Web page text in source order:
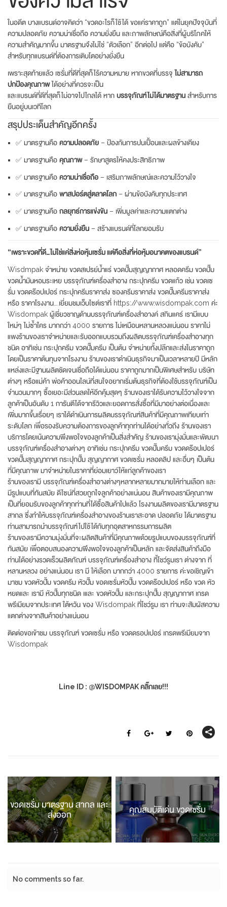
ในอดีต บางแบรนด์อาจคิดว่า “ขวดอะไรก็ใช้ได้ ขอแค่ราคาถูก” แต่ในยุคปัจจุบันที่
ความปลอดภัย ความน่าเชื่อถือ ความยั่งยืน และภาพลักษณ์คือสิ่งที่ผู้บริโภคให้
ความสำคัญมากขึ้น มาตรฐานจึงไม่ใช่ “ตัวเลือก” อีกต่อไป แต่คือ “ข้อบังคับ”
สำหรับทุกแบรนด์ที่ต้องการเติบโตอย่างยั่งยืน
เพราะสุดท้ายแล้ว เซรั่มที่ดีที่สุดก็ไร้ความหมาย หากขวดที่บรรจุไม่สามารถ
ปกป้องคุณภาพได้อย่างที่ควรจะเป็น
และแบรนด์ที่ดีที่สุดก็ไม่อาจไปไกลได้ หาก บรรจุภัณฑ์ไม่ได้มาตรฐาน สำหรับการ
ยืนอยู่บนเวทีโลก
สรุปประเด็นสำคัญอีกครั้ง
✅ มาตรฐานคือ ความปลอดภัย – ป้องกันการปนเปื้อนและผลข้างเคียง
✅ มาตรฐานคือ คุณภาพ– รักษาสูตรให้คงประสิทธิภาพ
✅ มาตรฐานคือ ความน่าเชื่อถือ – เสริมภาพลักษณ์และความไว้วางใจ
✅ มาตรฐานคือ พาสปอร์ตสู่ตลาดโลก – ผ่านข้อบังคับทุกประเทศ
✅ มาตรฐานคือ กลยุทธ์การแข่งขัน – เพิ่มมูลค่าและความแตกต่าง
✅ มาตรฐานคือ ความยั่งยืน – สร้างแบรนด์ที่โลกยอมรับ
“เพราะขวดที่ดี…ไม่ใช่แค่สิ่งห่อหุ้มเซรั่ม แต่คือสิ่งที่ห่อหุ้มอนาคตของแบรนด์”
Wisdmpak จำหน่าย ขวดสเปรย์น้ำแร่ ขวดปั๊มสุญญากาศ หลอดครีม ขวดปั๊ม
ขวดน้ำมันหอมระเหย บรรจุภัณฑ์เครื่องสำอาง กระปุกครีม ขวดแก้ว เช่น ขวดเซ
รั่ม ขวดดร๊อปเปอร์ กระปุกครีมราคาส่ง ซองครีมราคาส่ง ขวดปั๊มครีมราคาส่ง
หรือ ราคาโรงงาน….เยี่ยมชมเว็บไซต์เราที่ https://www.wisdompak.com ค่ะ
Wisdompak ผู้เชี่ยวชาญด้านบรรจุภัณฑ์เครื่องสำอางค์ สกินแคร์ เรามีแบบ
ใหม่ๆ ไม่ซ้ำใคร มากกว่า 4000 รายการ ไม่เหมือนหลานหลวงแน่นอน ราคาไม่
แพงร้านของเราจำหน่ายและรับออกแบบรวมถึงผลิตบรรจุภัณฑ์เครื่องสำอางทุก
ชนิด อาทิเช่น กระปุกครีม ขวดปั๊มครีม เป็นต้น จำหน่ายทั้งปลีกและส่งในราคาถูก
โดยเป็นราคาต้นทุนจากโรงงาน ร้านของเราดำเนินธุรกิจมาเป็นเวลาหลายปี มีหลัก
แหล่งและมีฐานผลิตชัดเจนเชื่อถือได้แน่นอน ราคาถูกมากเป็นพิเศษสำหรับ บริษัท
ต่างๆ หรือแม่ค้า พ่อค้าออนไลน์ที่สนใจอยากเริ่มต้นธุรกิจที่ต้องใช้บรรจุภัณฑ์เป็น
จำนวนมากๆ ซื้อเยอะมีส่วนลดให้อีกคุ้มสุดๆ ร้านของเราได้รับความไว้วางใจจาก
ลูกค้าเป็นอันดับ 1 การันตีได้จากรีวิวและยอดการสั่งซื้อที่มีมาอย่างต่อเนื่องและ
เพิ่มมากขึ้นเรื่อยๆ เราได้ดำเนินการผลิตบรรจุภัณฑ์สินค้าที่มีคุณภาพเทียบเท่า
ระดับโลก เพื่อรองรับความต้องการของลูกค้าทุกท่านได้อย่างทั่วถึง ร้านของเรา
บริการโดยเน้นความพึงพอใจของลูกค้าเป็นสิ่งสำคัญ ร้านของเรามุ่งมั่นและพัฒนา
บรรจุภัณฑ์เครื่องสำอางต่างๆ อาทิเช่น กระปุกครีม ขวดปั๊มครีม ขวดดร๊อปเปอร์
ขวดปั๊มสุญญากาศ กระปุกปั๊ม สุญญากาศ ขวดเซรั่ม หลอดลิป และอื่นๆ เป็นต้น
ที่มีคุณภาพ มาจำหน่ายในราคาที่ย่อมเยาว์ให้แก่ลูกค้าของเรา
ร้านของเรามี บรรจุภัณฑ์เครื่องสำอางต่างๆหลากหลายมากมายให้ท่านเลือก และ
มีรูปแบบที่ทันสมัย ดีไซน์ที่สวยถูกใจลูกค้าอย่างแน่นอน สินค้าของเรามีคุณภาพ
เป็นที่ยอมรับของลูกค้าทุกท่านที่ได้ซื้อสินค้าไปแล้ว โรงงานผลิตของเรามีมาตรฐาน
สากล ซึ่งทำให้บรรจุภัณฑ์เครื่องสำอางของร้านเราสะอาด ปลอดภัย ได้มาตรฐาน
ท่านสามารถนำบรรจุภัณฑ์ไปใช้ได้กับทุกอุตสาหกรรมการผลิต
ร้านของเรามีความมุ่งมั่นที่จะผลิตสินค้าที่มีคุณภาพด้วยรูปแบบของบรรจุภัณฑ์ที่
ทันสมัย เพื่อตอบสนองความพึงพอใจของลูกค้าเป็นหลัก และจัดส่งสินค้าถึงมือ
ท่านได้อย่างรวดเร็วผลิตภัณฑ์ บรรจุภัณฑ์เครื่องสำอาง ที้โชว์รูมเรา ต่างจาก ที่
หลานหลวง อย่างแน่นอน เรา มี ให้เลือก มากกว่า 4000 รายการ ค่ะขอเชิญเข้า
มาชม ขวดหัวปั้ม ขวดครีม หัวปั๊ม ขอดเซรั่มหัวปั๊ม ขวดดร๊อปเปอร์ หรือ ขวด หัว
หยดและ เรามี หัวปั๊มทุกชนิด เและ ขวดหัวปั๊ม และกระปุกปั๊ม สุญญากาศ เกรด
พรีเมียมจากประเทศ ใต้หวัน ของ Wisdompak ที่โชว์รูม เรา ท่านจะสัมผัสความ
แตกต่างจากสินค้าอย่างแน่นอน
ติดต่อขอเข้าชม บรรจุภัณฑ์ ขวดเซรั่ม หรือ ขวดดรอปเปอร์ เกรดพรีเมียมจาก
Wisdompak
Line ID : @WISDOMPAK คลิ๊กเลย!!!
คุณสมบัติเด่น ขวดเซรั่ม
ขวดเซรั่ม มาตรฐาน สากล และ
ส่งออก
No comments so far.